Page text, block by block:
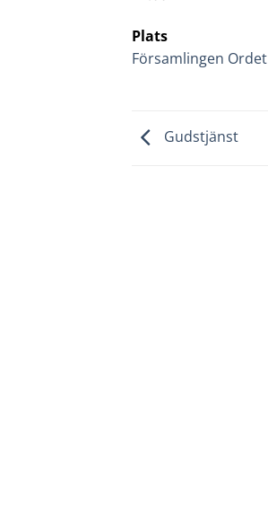
Plats
Församlingen Ordet
Gudstjänst